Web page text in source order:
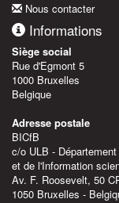
Nous contacter
Informations
Siège social
Rue d'Egmont 5
1000 Bruxelles
Belgique
Adresse postale
BICfB
c/o ULB -
et de l'Information
Av. F. Roosevelt, 50
1050 Bruxelles -